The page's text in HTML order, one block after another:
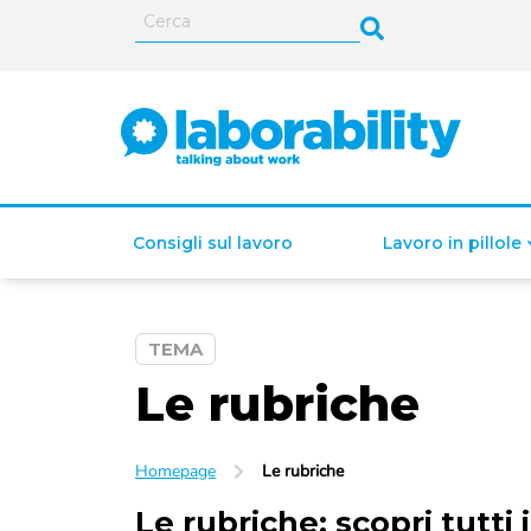
Consigli sul lavoro Lavoro in pillole
ISEE (Indicatore della
Situazione Economica
Equivalente)
Lavoro autonomo
TEMA
Le rubriche
Homepage Le rubriche
Le rubriche: scopri tutti